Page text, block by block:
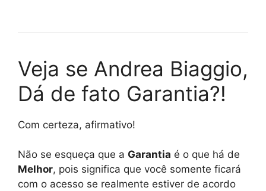
Veja se Andrea Biaggio,
Dá de fato Garantia?!
Com certeza, afirmativo!
Não se esqueça que a Garantia é o que há de
Melhor, pois significa que você somente ficará
com o acesso se realmente estiver de acordo